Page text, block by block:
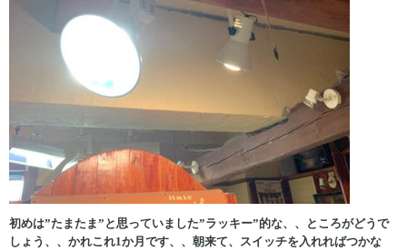
初めは”たまたま”と思っていました”ラッキー”的な、、ところがどうで
しょう、、かれこれ1か月です、、朝来て、スイッチを入れればつかな